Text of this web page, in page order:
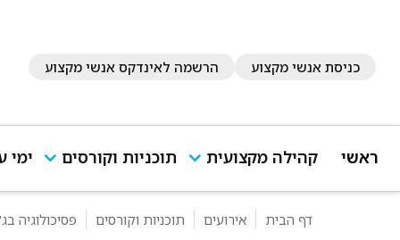
כניסת אנשי מקצוע הרשמה לאינדקס אנשי מקצוע
ראשי קהילה מקצועית תוכניות וקורסים ימי
דף הבית אירועים תוכניות וקורסים פסיכולוגיה